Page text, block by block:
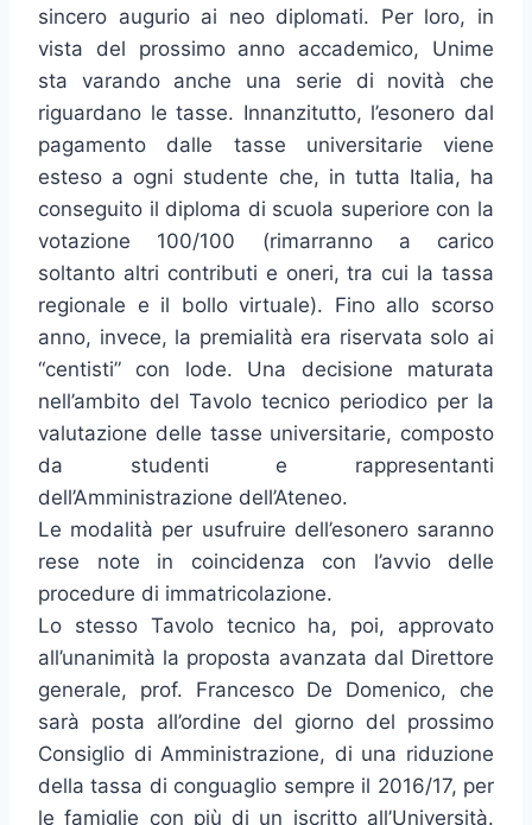
sincero augurio ai neo diplomati. Per loro, in
vista del prossimo anno accademico, Unime
sta varando anche una serie di novità che
riguardano le tasse. Innanzitutto, l’esonero dal
pagamento dalle tasse universitarie viene
esteso a ogni studente che, in tutta Italia, ha
conseguito il diploma di scuola superiore con la
votazione 100/100 (rimarranno a carico
soltanto altri contributi e oneri, tra cui la tassa
regionale e il bollo virtuale). Fino allo scorso
anno, invece, la premialità era riservata solo ai
“centisti” con lode. Una decisione maturata
nell’ambito del Tavolo tecnico periodico per la
valutazione delle tasse universitarie, composto
da studenti e rappresentanti
dell’Amministrazione dell’Ateneo.
Le modalità per usufruire dell’esonero saranno
rese note in coincidenza con l’avvio delle
procedure di immatricolazione.
Lo stesso Tavolo tecnico ha, poi, approvato
all’unanimità la proposta avanzata dal Direttore
generale, prof. Francesco De Domenico, che
sarà posta all’ordine del giorno del prossimo
Consiglio di Amministrazione, di una riduzione
della tassa di conguaglio sempre il 2016/17, per
le famiglie con più di un iscritto all’Università.